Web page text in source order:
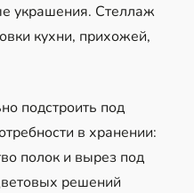
украшения. Стеллаж
кухни, прихожей,
подстроить под
в хранении:
полок и вырез под
решений